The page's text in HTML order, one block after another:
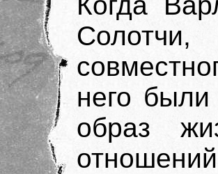
него были
образ